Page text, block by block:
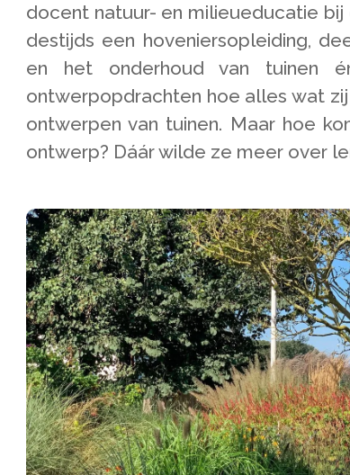
docent natuur- en milieueducatie
destijds een hoveniersopleiding,
en het onderhoud van tuinen
ontwerpopdrachten hoe alles wat
ontwerpen van tuinen. Maar hoe
ontwerp? Dáár wilde ze meer over